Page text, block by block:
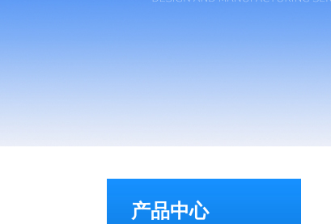
产品中心